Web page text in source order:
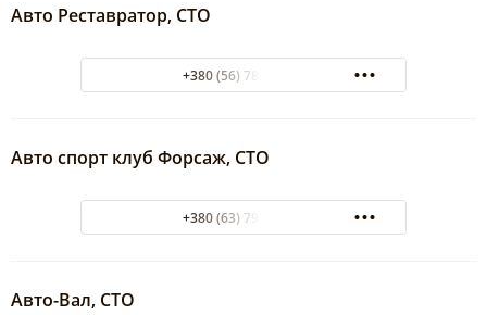
Авто Реставратор, СТО
+380 (56) 785-07-12
Авто спорт клуб Форсаж, СТО
+380 (63) 796-11-79
Авто-Вал, СТО